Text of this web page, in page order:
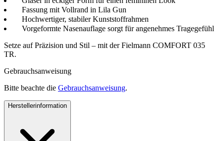
Fassung mit Vollrand in Lila Gun
Hochwertiger, stabiler Kunststoffrahmen
Vorgeformte Nasenauflage sorgt für angenehmes Tragegefühl
Setze auf Präzision und Stil – mit der Fielmann COMFORT 035
TR.
Gebrauchsanweisung
Bitte beachte die Gebrauchsanweisung.
Herstellerinformation